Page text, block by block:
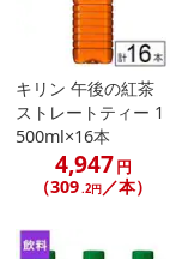
キリン 午後の紅茶
ストレートティー 1
500ml×16本
4,947円
（309 .2円 ／本）